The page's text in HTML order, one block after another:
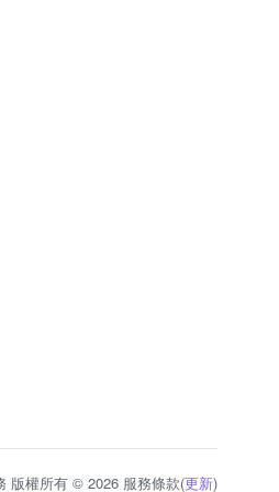
版權所有 © 2026 服務條款(更新)